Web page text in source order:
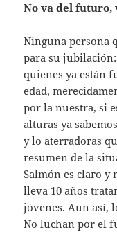
No va del futuro,
Ninguna persona
para su
quienes ya están
edad,
por la nuestra, si
alturas ya
y lo aterradoras
resumen de la
Salmón es claro y
lleva 10 años
jóvenes. Aun así,
No luchan por el